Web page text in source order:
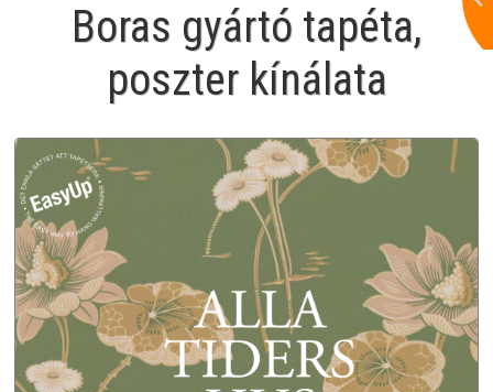
Boras gyártó tapéta,
poszter kínálata